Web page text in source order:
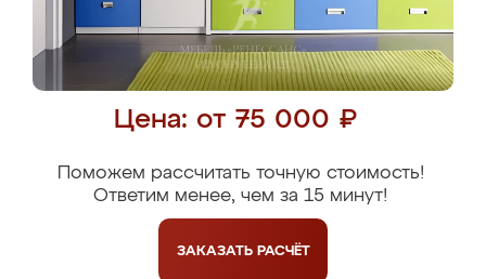
Цена: от 75 000 ₽
Поможем рассчитать точную стоимость!
Ответим менее, чем за 15 минут!
ЗАКАЗАТЬ РАСЧЁТ